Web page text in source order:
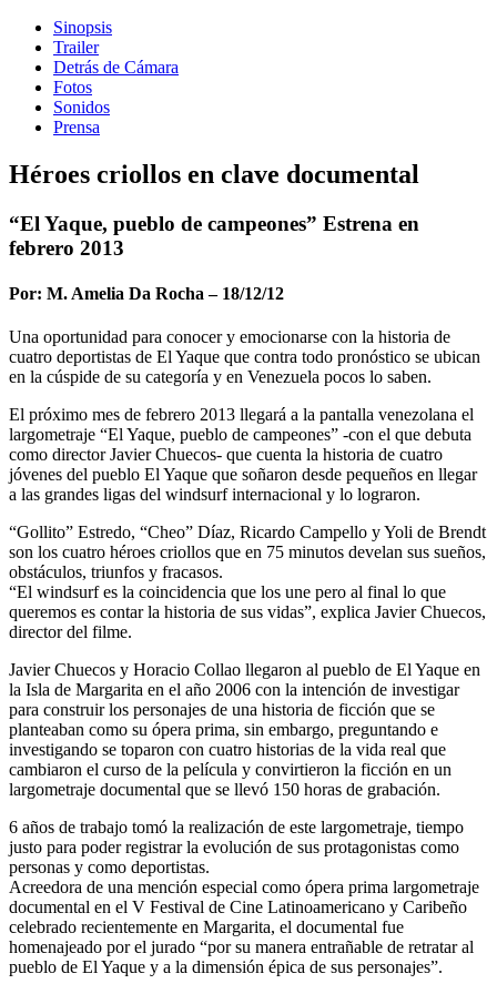
Sinopsis
Trailer
Detrás de Cámara
Fotos
Sonidos
Prensa
Héroes criollos en clave documental
“El Yaque, pueblo de campeones” Estrena en
febrero 2013
Por: M. Amelia Da Rocha – 18/12/12
Una oportunidad para conocer y emocionarse con la historia de
cuatro deportistas de El Yaque que contra todo pronóstico se ubican
en la cúspide de su categoría y en Venezuela pocos lo saben.
El próximo mes de febrero 2013 llegará a la pantalla venezolana el
largometraje “El Yaque, pueblo de campeones” -con el que debuta
como director Javier Chuecos- que cuenta la historia de cuatro
jóvenes del pueblo El Yaque que soñaron desde pequeños en llegar
a las grandes ligas del windsurf internacional y lo lograron.
“Gollito” Estredo, “Cheo” Díaz, Ricardo Campello y Yoli de Brendt
son los cuatro héroes criollos que en 75 minutos develan sus sueños,
obstáculos, triunfos y fracasos.
“El windsurf es la coincidencia que los une pero al final lo que
queremos es contar la historia de sus vidas”, explica Javier Chuecos,
director del filme.
Javier Chuecos y Horacio Collao llegaron al pueblo de El Yaque en
la Isla de Margarita en el año 2006 con la intención de investigar
para construir los personajes de una historia de ficción que se
planteaban como su ópera prima, sin embargo, preguntando e
investigando se toparon con cuatro historias de la vida real que
cambiaron el curso de la película y convirtieron la ficción en un
largometraje documental que se llevó 150 horas de grabación.
6 años de trabajo tomó la realización de este largometraje, tiempo
justo para poder registrar la evolución de sus protagonistas como
personas y como deportistas.
Acreedora de una mención especial como ópera prima largometraje
documental en el V Festival de Cine Latinoamericano y Caribeño
celebrado recientemente en Margarita, el documental fue
homenajeado por el jurado “por su manera entrañable de retratar al
pueblo de El Yaque y a la dimensión épica de sus personajes”.